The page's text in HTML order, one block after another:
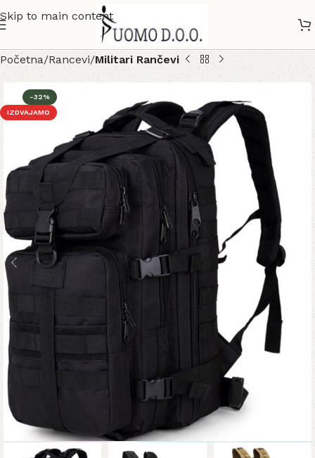
Skip to main content
Početna Rancevi Militari Rančevi
-32%
IZDVAJAMO